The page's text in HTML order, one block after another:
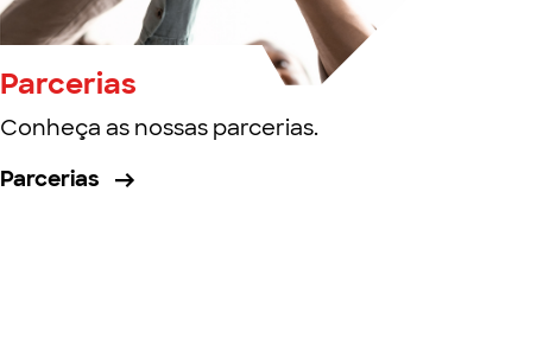
Parcerias
Conheça as nossas parcerias.
Parcerias